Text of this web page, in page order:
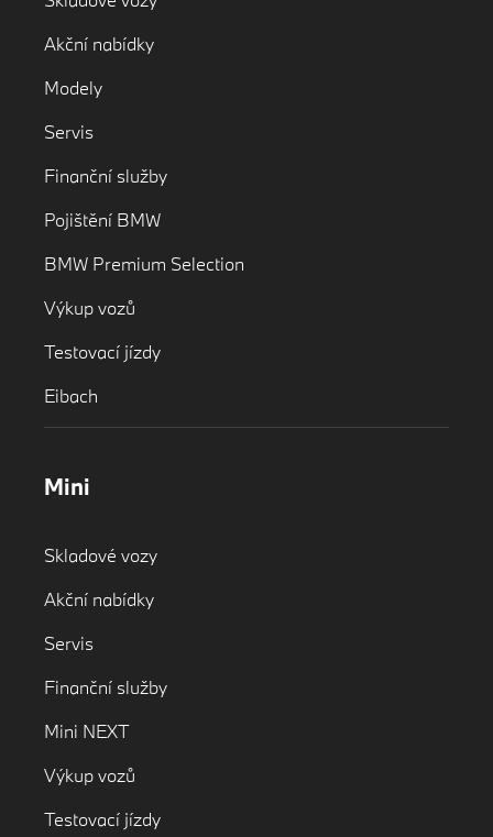
Akční nabídky
Modely
Servis
Finanční služby
Pojištění BMW
BMW Premium Selection
Výkup vozů
Testovací jízdy
Eibach
Mini
Skladové vozy
Akční nabídky
Servis
Finanční služby
Mini NEXT
Výkup vozů
Testovací jízdy